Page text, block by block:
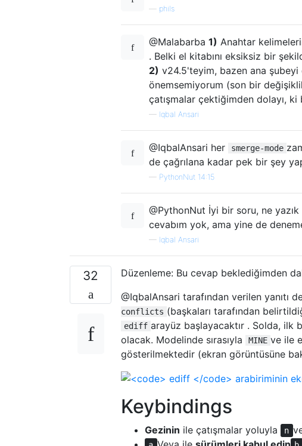
phils
@Malabarba 1) Anahtar
. Belki el kitabını eksiksiz bir
2) v24.5'teyim, bazen ana
önemsemiyorum (son bir
çatışmalar çektiğimden dolayı,
— Iqbal Ansari
@IqbalAnsari her smerge-mode
de çağrılana kadar pek bir şey
— PythonNut 14:15
@PythonNut İyi bir soru, ne
cevabım yok, ama yine de
— Iqbal Ansari
32
Düzenleme: Bu cevap beklediğimden
@IqbalAnsari tarafından verilen yanıtı
conflicts (başkaları tarafından
ediff arayüz başlayacaktır . Solda, ilk
olacak. Modelinde sırasıyla
MINE ve ile
gösterilmektedir (ekran görüntüsüne
Keybindings
Gezinin ile çatışmalar yoluyla n